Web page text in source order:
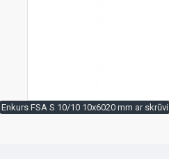
Enkurs FSA S 10/10 10x6020 mm ar skrūvi